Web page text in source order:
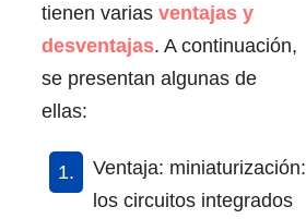
tienen varias ventajas y
desventajas. A continuación,
se presentan algunas de
ellas:
Ventaja: miniaturización:
los circuitos integrados